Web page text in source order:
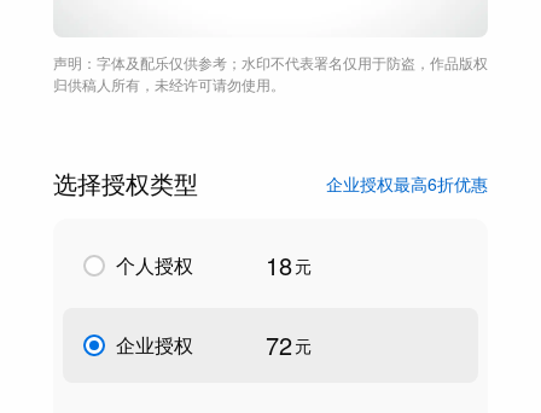
声明：字体及配乐仅供参考；水印不代表署名仅用于防盗，作品版权
归供稿人所有，未经许可请勿使用。
选择授权类型 企业授权最高6折优惠
个人授权 18元
企业授权 72元